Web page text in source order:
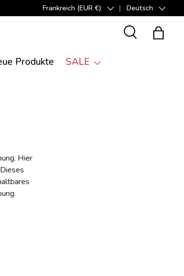
Land/Region
Frankreich (EUR €) SpracheDeutsch
Suche
Produkte SALE
Hier